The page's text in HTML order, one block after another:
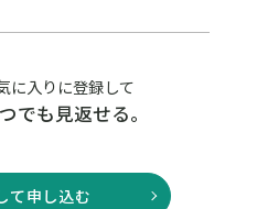
に入りに登録して
でも見返せる。
て申し込む